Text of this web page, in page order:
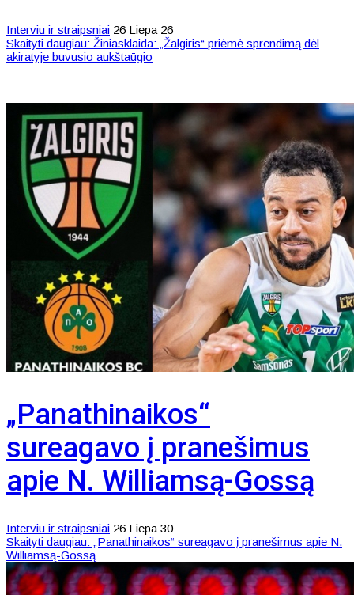
Interviu ir straipsniai 26 Liepa 26
Skaityti daugiau: Žiniasklaida: „Žalgiris“ priėmė sprendimą dėl
akiratyje buvusio aukštaūgio
„Panathinaikos“
sureagavo į pranešimus
apie N. Williamsą-Gossą
Interviu ir straipsniai 26 Liepa 30
Skaityti daugiau: „Panathinaikos“ sureagavo į pranešimus apie N.
Williamsą-Gossą